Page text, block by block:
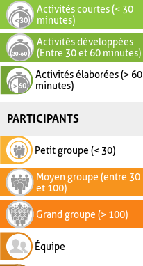
Activités courtes (< 30
minutes)
Activités développées
(Entre 30 et 60 minutes)
Activités élaborées (> 60
minutes)
PARTICIPANTS
Petit groupe (< 30)
Moyen groupe (entre 30
et 100)
Grand groupe (> 100)
Équipe